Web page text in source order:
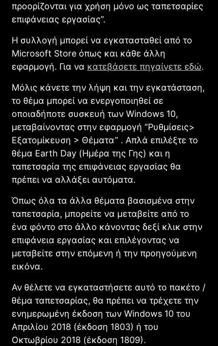
προορίζονται για χρήση μόνο ως ταπετσαρίες
επιφάνειας εργασίας”.
Η συλλογή μπορεί να εγκατασταθεί από το
Microsoft Store όπως και κάθε άλλη
εφαρμογή. Για να κατεβάσετε πηγαίνετε εδώ.
Μόλις κάνετε την λήψη και την εγκατάσταση,
το θέμα μπορεί να ενεργοποιηθεί σε
οποιαδήποτε συσκευή των Windows 10,
μεταβαίνοντας στην εφαρμογή “Ρυθμίσεις>
Εξατομίκευση > Θέματα” . Απλά επιλέξτε το
θέμα Earth Day (Ημέρα της Γης) και η
ταπετσαρία της επιφάνειας εργασίας θα
πρέπει να αλλάξει αυτόματα.
Όπως όλα τα άλλα θέματα βασισμένα στην
ταπετσαρία, μπορείτε να μεταβείτε από το
ένα φόντο στο άλλο κάνοντας δεξί κλικ στην
επιφάνεια εργασίας και επιλέγοντας να
μεταβείτε στην επόμενη ή την προηγούμενη
εικόνα.
Αν θέλετε να εγκαταστήσετε αυτό το πακέτο /
θέμα ταπετσαρίας, θα πρέπει να τρέχετε την
ενημερωμένη έκδοση των Windows 10 του
Απριλίου 2018 (έκδοση 1803) ή του
Οκτωβρίου 2018 (έκδοση 1809).